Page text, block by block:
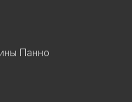
Панно